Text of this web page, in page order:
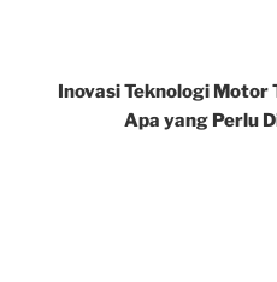
Inovasi Teknologi Motor
Apa yang Perlu